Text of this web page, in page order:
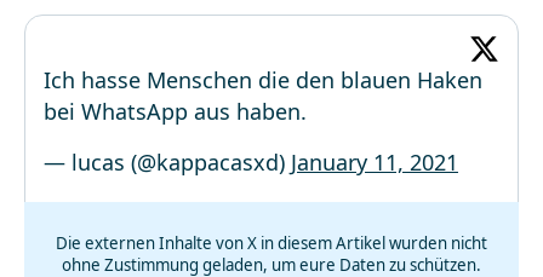
Ich hasse Menschen die den blauen Haken
bei WhatsApp aus haben.
— lucas (@kappacasxd) January 11, 2021
Die externen Inhalte von X in diesem Artikel wurden nicht
ohne Zustimmung geladen, um eure Daten zu schützen.